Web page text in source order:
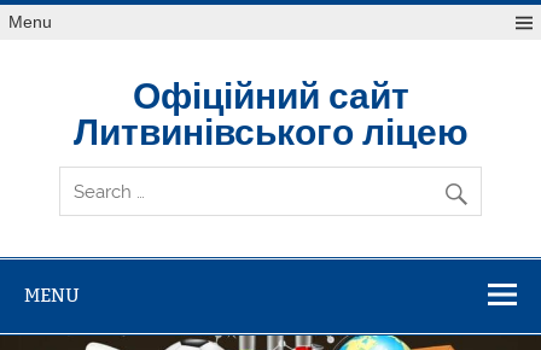
Skip
toMenu
Офіційний сайт
Литвинівського ліцею
MENU